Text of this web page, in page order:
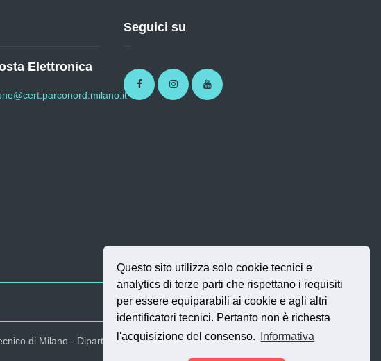
Questo sito utilizza solo cookie tecnici e
analytics di terze parti che rispettano i requisiti
per essere equiparabili ai cookie e agli altri
identificatori tecnici. Pertanto non è richesta
l'acquisizione del consenso.
Informativa
Elettronica
Seguici su
FacebookInstagramYoutube
di Milano - Dipartimento di Design | Sviluppo a cura di SI.NET Servizi